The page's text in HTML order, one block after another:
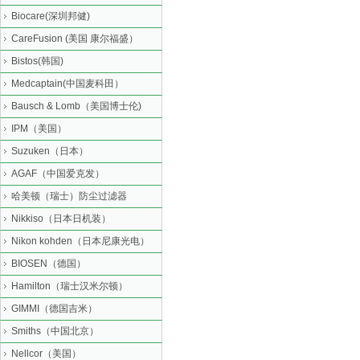
Biocare(深圳邦健)
CareFusion (美国 康尔福盛）
Bistos(韩国)
Medcaptain(中国麦科田）
Bausch & Lomb（美国博士伦)
IPM（美国）
Suzuken（日本）
AGAF（中国爱克发）
哈美顿（瑞士）防尘过滤器
Nikkiso（日本日机装）
Nikon kohden（日本尼康光电）
BIOSEN（德国）
Hamilton（瑞士汉米尔顿）
GIMMI（德国吉米）
Smiths（中国北京）
Nellcor（美国）